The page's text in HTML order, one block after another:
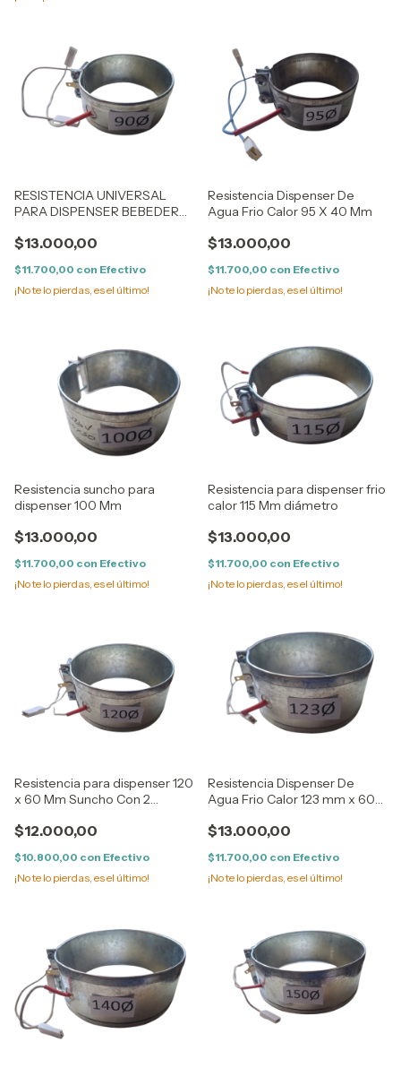
RESISTENCIA UNIVERSAL
PARA DISPENSER BEBEDERO
$13.000,00
$11.700,00 con Efectivo
¡No te lo pierdas, es el último!
Resistencia Dispenser De
Agua Frio Calor 95 X 40 Mm
$13.000,00
$11.700,00 con Efectivo
¡No te lo pierdas, es el último!
Resistencia suncho para
dispenser 100 Mm
$13.000,00
$11.700,00 con Efectivo
¡No te lo pierdas, es el último!
Resistencia para dispenser frio
calor 115 Mm diámetro
$13.000,00
$11.700,00 con Efectivo
¡No te lo pierdas, es el último!
Resistencia para dispenser 120
x 60 Mm Suncho Con 2
$12.000,00
$10.800,00 con Efectivo
¡No te lo pierdas, es el último!
Resistencia Dispenser De
Agua Frio Calor 123 mm x 60
$13.000,00
$11.700,00 con Efectivo
¡No te lo pierdas, es el último!